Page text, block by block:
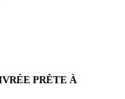
PRÊTE À